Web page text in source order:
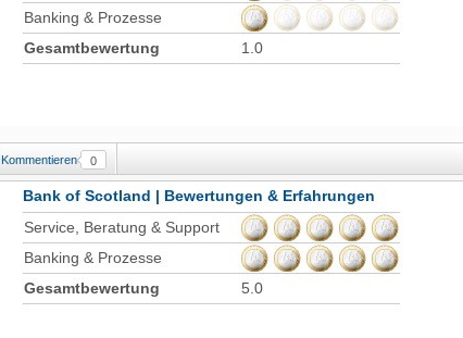
Banking & Prozesse
Gesamtbewertung
1.0
Kommentieren 0
Bank of Scotland | Bewertungen & Erfahrungen
Service, Beratung & Support
Banking & Prozesse
Gesamtbewertung
5.0